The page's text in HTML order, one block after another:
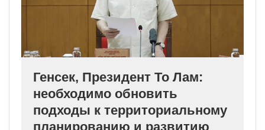
Генсек, Президент То Лам:
необходимо обновить
подходы к территориальному
планированию и развитию